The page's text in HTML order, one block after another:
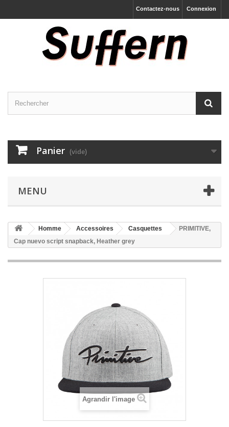
Connexion
Contactez-nous
Panier (vide)
MENU
Homme Accessoires Casquettes
PRIMITIVE,
Cap nuevo script snapback, Heather grey
Agrandir l'image